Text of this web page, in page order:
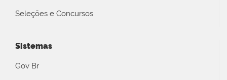
Seleções e Concursos
Sistemas
Gov Br